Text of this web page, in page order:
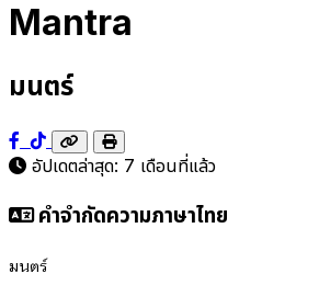
Mantra
มนตร์
อัปเดตล่าสุด: 7 เดือนที่แล้ว
คำจำกัดความภาษาไทย
มนตร์